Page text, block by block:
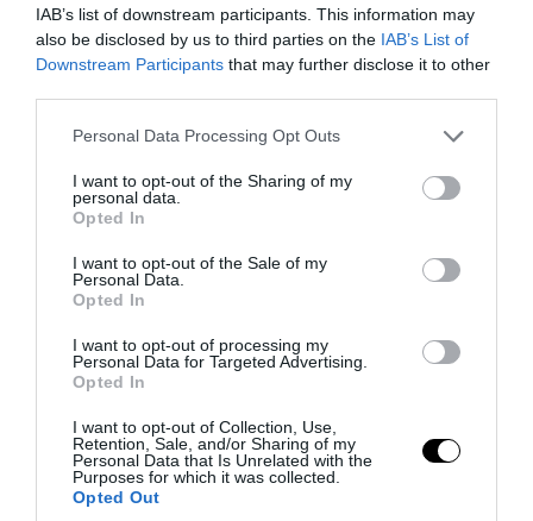
IAB’s list of downstream participants. This information may
also be disclosed by us to third parties on the IAB’s List of
Downstream Participants that may further disclose it to other
Please note that this website/app uses one or more Google
not limited to your visit or usage behaviour. You may click to
grant or deny consent to Google and its third-party tags to
use your data for below specified purposes in below Google
consent section.
Personal Data Processing Opt Outs
I want to opt-out of the Sharing of my
personal data.
Opted In
I want to opt-out of the Sale of my
Personal Data.
Opted In
I want to opt-out of processing my
Personal Data for Targeted Advertising.
Opted In
I want to opt-out of Collection, Use,
Retention, Sale, and/or Sharing of my
Personal Data that Is Unrelated with the
Purposes for which it was collected.
Opted Out
ΕΙΔΗΣΕΙΣ ΣΗΜΕΡΑ
Ο Μ.Ρούμπιο έθεσε σε εφαρμογή νέα
δείχνει τα social media – Τίποτα
κρυφό»
Ειδικός εξηγεί: Έτσι οι ηθοποιοί
«φρενάρουν» τον οργασμό και την
στύση κατά τη διάρκεια ερωτικών
σκηνών
Στην ΓΑΔΑ από το Λονδίνο συνοδεία
αστυνομικών η 46χρονη
κατηγορούμενη για την Marfin
Ακολουθήστε το